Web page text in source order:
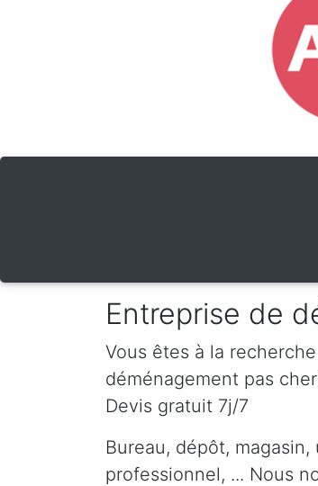
Entreprise de
Vous êtes à la
déménagement pas
Devis gratuit 7j/7
Bureau, dépôt,
professionnel, ... Nous